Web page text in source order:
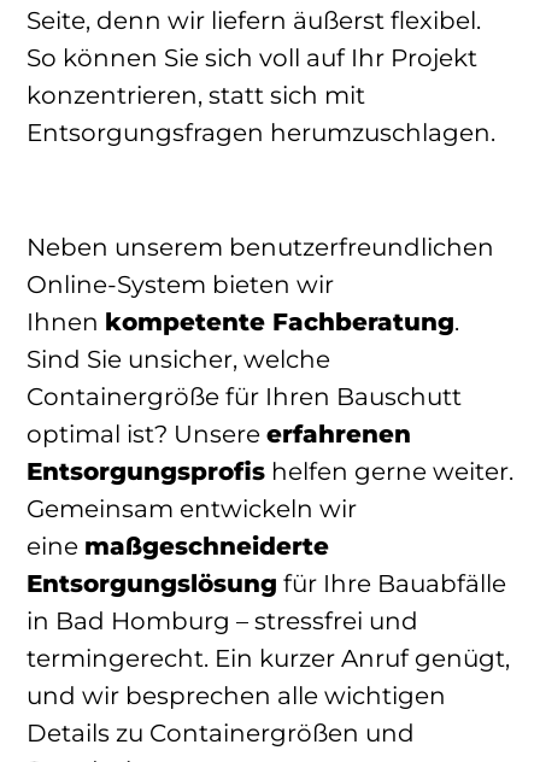
Seite, denn wir liefern äußerst flexibel.
So können Sie sich voll auf Ihr Projekt
konzentrieren, statt sich mit
Entsorgungsfragen herumzuschlagen.
Neben unserem benutzerfreundlichen
Online-System bieten wir
Ihnen kompetente Fachberatung.
Sind Sie unsicher, welche
Containergröße für Ihren Bauschutt
optimal ist? Unsere erfahrenen
Entsorgungsprofis helfen gerne weiter.
Gemeinsam entwickeln wir
eine maßgeschneiderte
Entsorgungslösung für Ihre Bauabfälle
in Bad Homburg – stressfrei und
termingerecht. Ein kurzer Anruf genügt,
und wir besprechen alle wichtigen
Details zu Containergrößen und